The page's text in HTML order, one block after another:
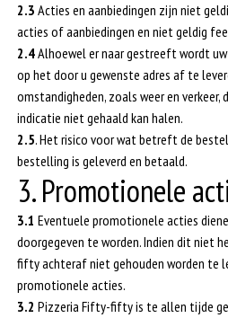
2.3 Acties en aanbiedingen zijn niet
acties of aanbiedingen en niet geldig
2.4Alhoewel er naar gestreeft wordt
op het door u gewenste adres af te
omstandigheden, zoals weer en
indicatie niet gehaald kan halen.
2.5. Het risico voor wat betreft de
bestelling is geleverd en betaald.
3. Promotionele
3.1 Eventuele promotionele acties
doorgegeven te worden. Indien dit niet
fifty achteraf niet gehouden worden te
promotionele acties.
3.2 Pizzeria Fifty-fifty is te allen tijde